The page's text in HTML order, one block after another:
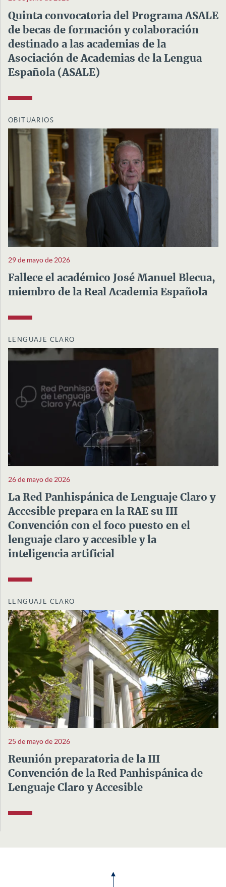
Quinta convocatoria del Programa ASALE
de becas de formación y colaboración
destinado a las academias de la
Asociación de Academias de la Lengua
Española (ASALE)
OBITUARIOS
29 de mayo de 2026
Fallece el académico José Manuel Blecua,
miembro de la Real Academia Española
LENGUAJE CLARO
26 de mayo de 2026
La Red Panhispánica de Lenguaje Claro y
Accesible prepara en la RAE su III
Convención con el foco puesto en el
lenguaje claro y accesible y la
inteligencia artificial
LENGUAJE CLARO
25 de mayo de 2026
Reunión preparatoria de la III
Convención de la Red Panhispánica de
Lenguaje Claro y Accesible